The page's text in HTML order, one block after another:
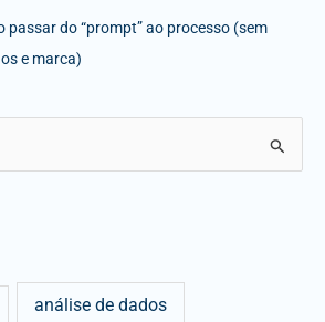
passar do “prompt” ao processo (sem
e marca)
análise de dados